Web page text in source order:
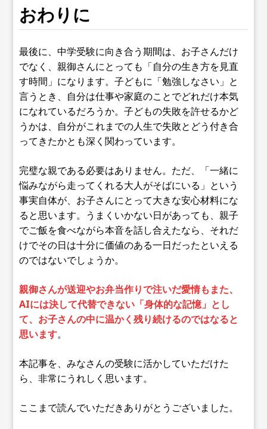
おわりに
最後に、中学受験に向き合う期間は、お子さんだけ
でなく、親御さんにとっても「自分の生き方を見直
す時間」になります。子どもに「勉強しなさい」と
言うとき、自分は仕事や家庭のことでどれだけ本気
になれているだろうか。子どもの失敗を許せるかど
うかは、自分がこれまでの人生で失敗とどう付き合
ってきたかとも深く関わっています。
完璧な親である必要はありません。ただ、「一緒に
悩みながら走ってくれる大人がそばにいる」という
事実自体が、お子さんにとって大きな安心材料にな
ると思います。うまくいかない日があっても、親子
でご飯を食べながら本音を話し合えたなら、それだ
けでその日は十分に価値のある一日だったといえる
のではないでしょうか。
親御さんが送迎やお弁当作りで注いだ愛情もまた、
AIには決して代替できない「身体的な記憶」とし
て、お子さんの中に温かく残り続けるのではなると
思います。
本記事を、みなさんの受験に活かしていただけた
ら、非常にうれしく思います。
ここまで読んでいただきありがとうございました。